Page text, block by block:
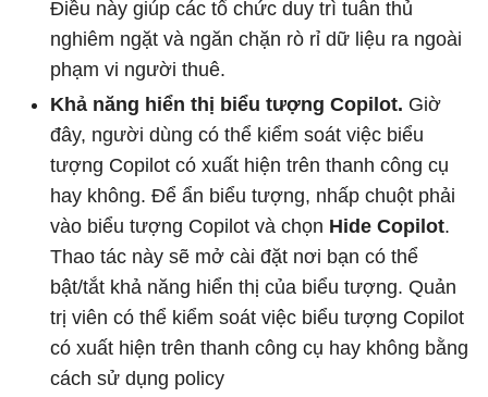
Điều này giúp các tổ chức duy trì tuân thủ
nghiêm ngặt và ngăn chặn rò rỉ dữ liệu ra ngoài
phạm vi người thuê.
Khả năng hiển thị biểu tượng Copilot. Giờ
đây, người dùng có thể kiểm soát việc biểu
tượng Copilot có xuất hiện trên thanh công cụ
hay không. Để ẩn biểu tượng, nhấp chuột phải
vào biểu tượng Copilot và chọn Hide Copilot.
Thao tác này sẽ mở cài đặt nơi bạn có thể
bật/tắt khả năng hiển thị của biểu tượng. Quản
trị viên có thể kiểm soát việc biểu tượng Copilot
có xuất hiện trên thanh công cụ hay không bằng
cách sử dụng policy